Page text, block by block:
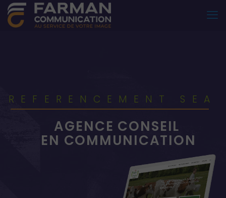
AGENCE CONSEIL
EN COMMUNICATION
R E F E R E N C E M E N T S E A